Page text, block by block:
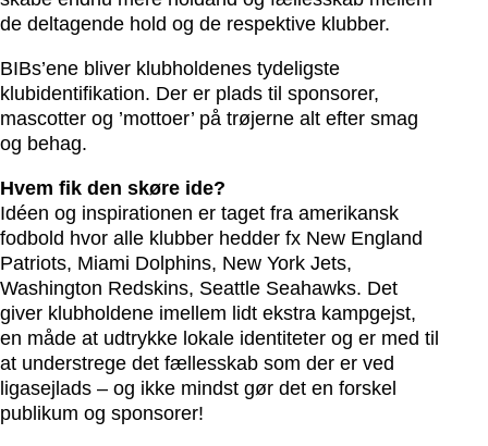
de deltagende hold og de respektive klubber.
BIBs’ene bliver klubholdenes tydeligste
klubidentifikation. Der er plads til sponsorer,
mascotter og ’mottoer’ på trøjerne alt efter smag
og behag.
Hvem fik den skøre ide?
Idéen og inspirationen er taget fra amerikansk
fodbold hvor alle klubber hedder fx New England
Patriots, Miami Dolphins, New York Jets,
Washington Redskins, Seattle Seahawks. Det
giver klubholdene imellem lidt ekstra kampgejst,
en måde at udtrykke lokale identiteter og er med til
at understrege det fællesskab som der er ved
ligasejlads – og ikke mindst gør det en forskel
publikum og sponsorer!